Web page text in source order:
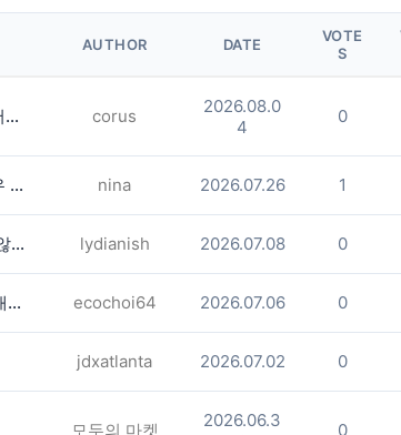
AUTHOR DATE
VOTE
S
집수리는 전문-지붕리페어, 물난리, 나무가 쓰러저서 집을 신속하게 고쳐야됀다면 연락주세요 corus
2026.08.0
4
0
[중국 협상 통역]상해(상하이)·항저우/이우·쑤저우 공급·제조 업체,공장 미팅 & 전시회 nina 2026.07.26 1
영어는 잘하고 싶은데, 왜 아직도 말이 잘 나오지 않을까요? lydianish 2026.07.08 0
[한국> 미국] 우체국 EMS 해외배송 할인받고 보내보세요 ecochoi64 2026.07.06 0
jdxatlanta 2026.07.02 0
모두의 마켓
2026.06.3
0